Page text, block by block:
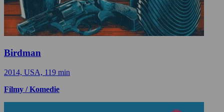
Birdman
2014, USA, 119 min
Filmy / Komedie